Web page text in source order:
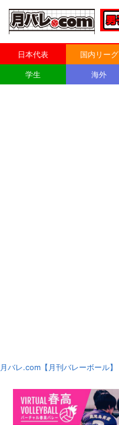
日本代表 国内リーグ
学生 海外
月バレ.com【月刊バレーボール】